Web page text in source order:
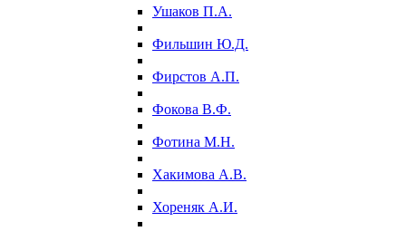
Ушаков П.А.
Фильшин Ю.Д.
Фирстов А.П.
Фокова В.Ф.
Фотина М.Н.
Хакимова А.В.
Хореняк А.И.